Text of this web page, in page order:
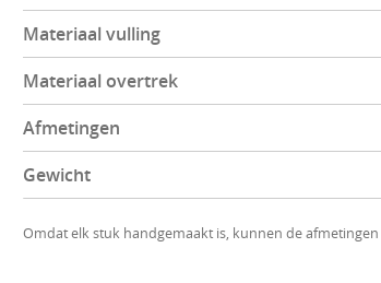
Materiaal vulling
Materiaal overtrek
Afmetingen
Gewicht
Omdat elk stuk handgemaakt is, kunnen de